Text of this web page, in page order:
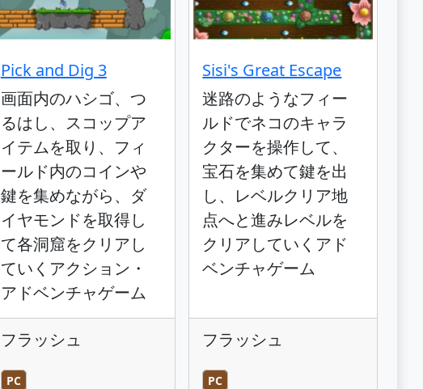
Pick and Dig 3
画面内のハシゴ、つ
るはし、スコップア
イテムを取り、フィ
ールド内のコインや
鍵を集めながら、ダ
イヤモンドを取得し
て各洞窟をクリアし
ていくアクション・
アドベンチャゲーム
フラッシュ
PC
Sisi's Great Escape
迷路のようなフィー
ルドでネコのキャラ
クターを操作して、
宝石を集めて鍵を出
し、レベルクリア地
点へと進みレベルを
クリアしていくアド
ベンチャゲーム
フラッシュ
PC